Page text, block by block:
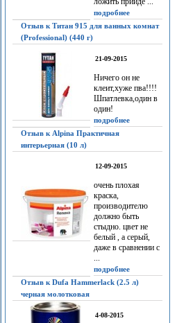
подробнее
Отзыв к Титан 915 для ванных комнат
(Professional) (440 г)
21-09-2015
Ничего он не
клеит,хуже пва!!!!
Шпатлевка,один в
один!
подробнее
Отзыв к Alpina Практичная
интерьерная (10 л)
12-09-2015
очень плохая
краска,
производителю
должно быть
стыдно. цвет не
белый , а серый,
даже в сравнении с
...
подробнее
Отзыв к Dufa Hammerlack (2.5 л)
черная молотковая
4-08-2015